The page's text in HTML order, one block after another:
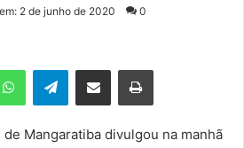
2 de junho de 2020 0
Telegram
Mangaratiba divulgou na manhã